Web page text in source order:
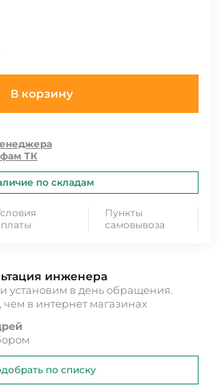
В корзину
ТК
по складам
Пункты
самовывоза
инженера
установим в день обращения.
в интернет магазинах
по списку